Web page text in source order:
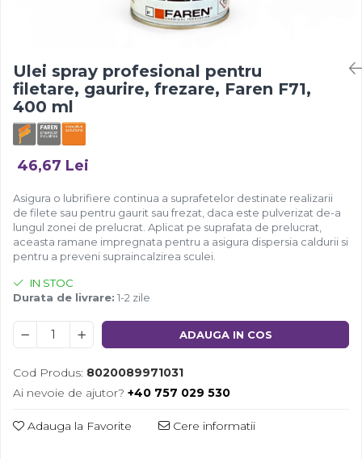
Ulei spray profesional pentru
filetare, gaurire, frezare, Faren F71,
400 ml
46,67 Lei
Asigura o lubrifiere continua a suprafetelor destinate realizarii
de filete sau pentru gaurit sau frezat, daca este pulverizat de-a
lungul zonei de prelucrat. Aplicat pe suprafata de prelucrat,
aceasta ramane impregnata pentru a asigura dispersia caldurii si
pentru a preveni supraincalzirea sculei.
IN STOC
Durata de livrare: 1-2 zile
ADAUGA IN COS
Cod Produs: 8020089971031
Ai nevoie de ajutor? +40 757 029 530
Adauga la Favorite Cere informatii